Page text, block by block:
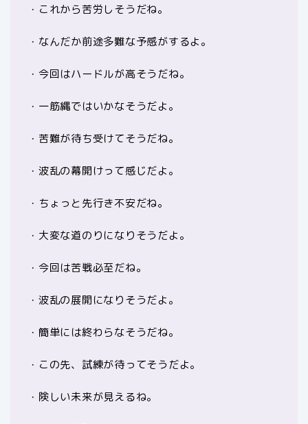
・これから苦労しそうだね。
・なんだか前途多難な予感がするよ。
・今回はハードルが高そうだね。
・一筋縄ではいかなそうだよ。
・苦難が待ち受けてそうだね。
・波乱の幕開けって感じだよ。
・ちょっと先行き不安だね。
・大変な道のりになりそうだよ。
・今回は苦戦必至だね。
・波乱の展開になりそうだよ。
・簡単には終わらなそうだね。
・この先、試練が待ってそうだよ。
・険しい未来が見えるね。